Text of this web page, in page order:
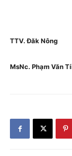
TTV. Đăk Nông
MsNc. Phạm Văn